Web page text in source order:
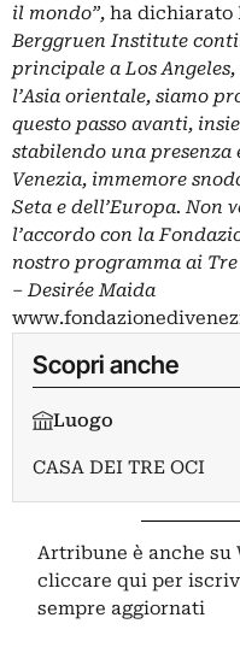
il mondo”, ha dichiarato
Berggruen Institute
principale a Los
l’Asia orientale, siamo
questo passo avanti,
stabilendo una presenza
Venezia, immemore
Seta e dell’Europa. Non
l’accordo con la
nostro programma ai Tre
– Desirée Maida
Scopri anche
Luogo
CASA DEI TRE OCI
Artribune è anche su
cliccare qui per
sempre aggiornati